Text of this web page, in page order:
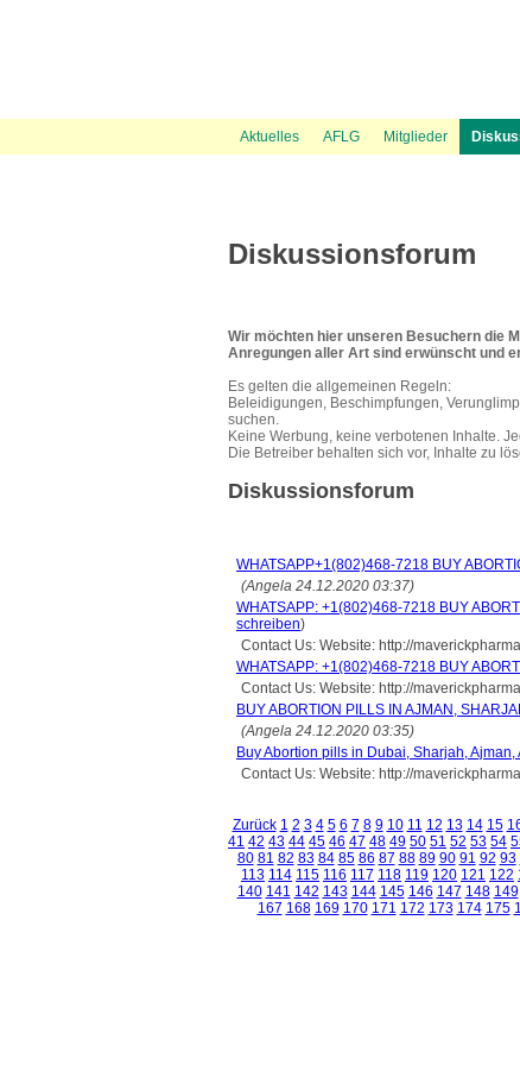
Aktuelles AFLG Mitglieder
News Ticker UVP Verfahren
Über uns Information Gästebuch
UVP Unterlagen Amtshaftungsklage
Politik Presse Recht
Flugspuren Flugwetter Austrowetter
Flugbeschränkungsgebiet Wien UVE
Diskussionsforum
Wir möchten hier unseren Besuchern die
Anregungen aller Art sind erwünscht und
Es gelten die allgemeinen Regeln:
Beleidigungen, Beschimpfungen,
suchen.
Keine Werbung, keine verbotenen Inhalte.
Die Betreiber behalten sich vor, Inhalte zu
Diskussionsforum
WHATSAPP+1(802)468-7218 BUY
(Angela 24.12.2020 03:37)
WHATSAPP: +1(802)468-7218 BUY
schreiben)
Contact Us: Website: http://
WHATSAPP: +1(802)468-7218 BUY
Contact Us: Website: http://
BUY ABORTION PILLS IN AJMAN,
(Angela 24.12.2020 03:35)
Buy Abortion pills in Dubai, Sharjah,
Contact Us: Website: http://
Zurück 1 2 3 4 5 6 7 8 9 10 11 12 13 14 15
41 42 43 44 45 46 47 48 49 50 51 52 53 54
80 81 82 83 84 85 86 87 88 89 90 91 92 93
113 114 115 116 117 118 119 120 121 122
140 141 142 143 144 145 146 147 148 149
167 168 169 170 171 172 173 174 175